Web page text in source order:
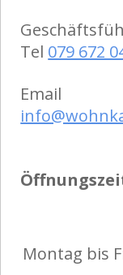
Tel 079 672
Email
Montag bis